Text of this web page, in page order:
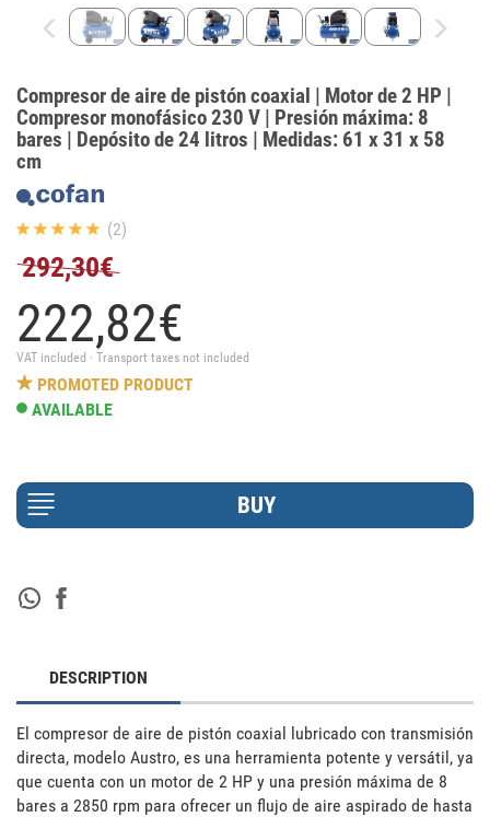
Compresor de aire de pistón coaxial | Motor de 2 HP |
Compresor monofásico 230 V | Presión máxima: 8
bares | Depósito de 24 litros | Medidas: 61 x 31 x 58
cm
(2)
292,30€
222,82€
VAT included · Transport taxes not included
PROMOTED PRODUCT
AVAILABLE
DESCRIPTION
El compresor de aire de pistón coaxial lubricado con transmisión
directa, modelo Austro, es una herramienta potente y versátil, ya
que cuenta con un motor de 2 HP y una presión máxima de 8
bares a 2850 rpm para ofrecer un flujo de aire aspirado de hasta